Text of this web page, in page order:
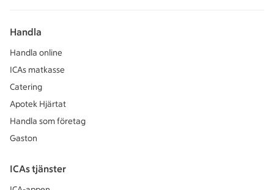
Handla
Handla online
ICAs matkasse
Catering
Apotek Hjärtat
Handla som företag
Gaston
ICAs tjänster